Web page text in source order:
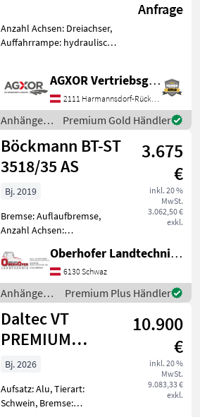
Anfrage
Anzahl Achsen: Dreiachser,
Auffahrrampe: hydraulisch,
Achs Tieflade Anhänger mit
Kröpfung Fahrgestell Tiefla
AGXOR Vertriebsgesellschaft Ost GmbH
2111 Harmannsdorf-Rückersdorf
Anhänger /
Fliegl
Premium Gold Händler
Böckmann BT-ST
3518/35 AS
3.675
€
inkl. 20 %
MwSt.
3.062,50 €
exkl.
Bj. 2019
Bremse: Auflaufbremse,
Anzahl Achsen:
Stahl, Typenschein,
Verzurröse, Verladerampe,
Typenschein Maße : 3530,
00x1800, 00x193, 00 mm
Zulässiges Gesamt
Oberhofer Landtechnik GmbH
6130 Schwaz
Anhänger /
Böckmann
Premium Plus Händler
Daltec VT
PREMIUM
Kompakt
10.900
€
inkl. 20 %
MwSt.
9.083,33 €
exkl.
Bj. 2026
Aufsatz: Alu, Tierart:
Schwein, Bremse: